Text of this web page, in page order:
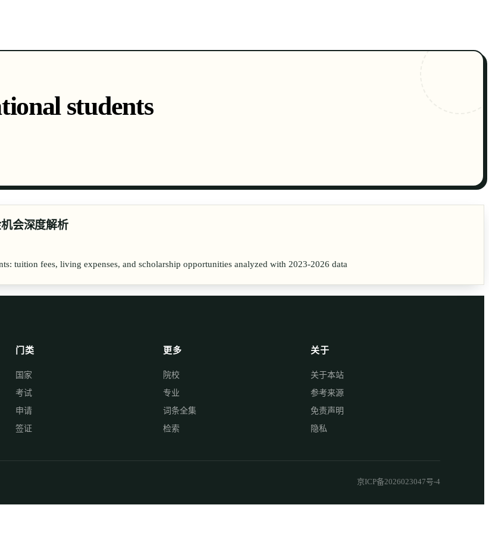
students
会深度解析
tuition fees, living expenses, and scholarship opportunities analyzed with 2023-2026 data
门类
国家
考试
申请
签证
更多
院校
专业
词条全集
检索
关于
关于本站
参考来源
免责声明
隐私
京ICP备2026023047号-4